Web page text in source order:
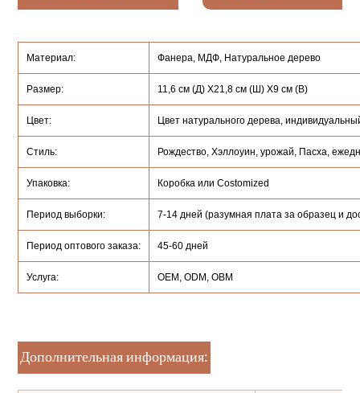
Материал: Фанера, МДФ, Натуральное дерево
Размер: 11,6 см (Д) X21,8 см (Ш) X9 см (В)
Цвет: Цвет натурального дерева,
Стиль: Рождество, Хэллоуин, урожай, Пасха,
Упаковка: Коробка или Costomized
Период выборки: 7-14 дней (разумная плата за образец и
Период оптового заказа: 45-60 дней
Услуга: OEM, ODM, OBM
Дополнительная информация: